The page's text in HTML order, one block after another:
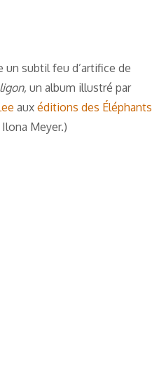
un subtil feu d’artifice de
un album illustré par
aux éditions des Éléphants
Meyer.)